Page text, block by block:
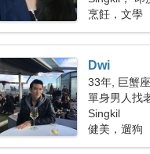
烹飪，文學
Dwi
33年, 巨蟹座
單身男人找
Singkil
健美，遛狗